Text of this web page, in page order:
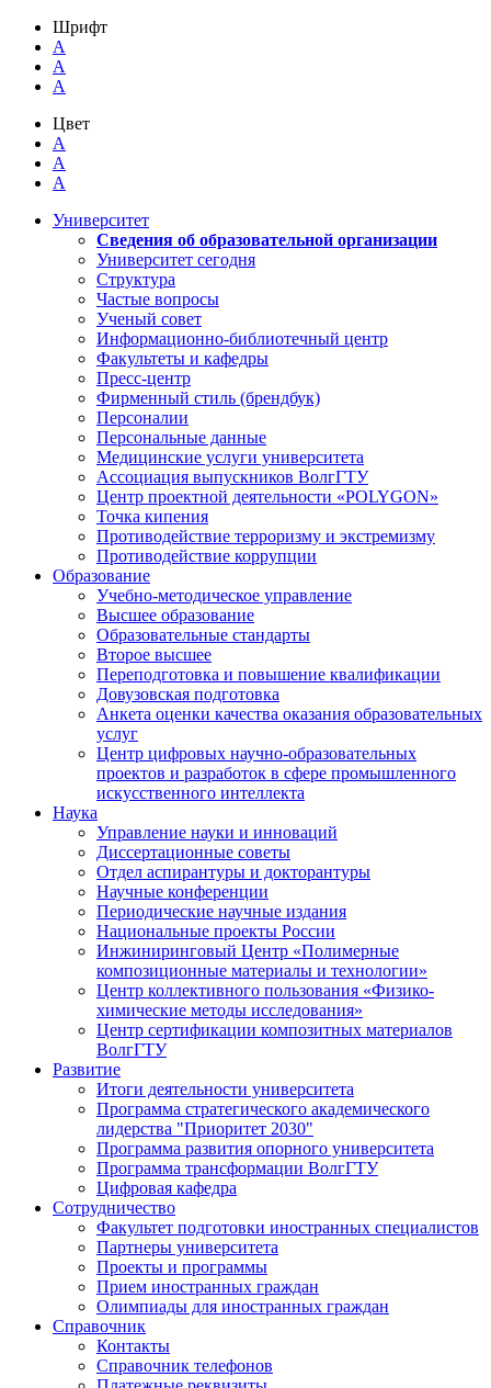
Шрифт
A
A
A
Цвет
A
A
A
Университет
Сведения об образовательной организации
Университет сегодня
Структура
Частые вопросы
Ученый совет
Информационно-библиотечный центр
Факультеты и кафедры
Пресс-центр
Фирменный стиль (брендбук)
Персоналии
Персональные данные
Медицинские услуги университета
Ассоциация выпускников ВолгГТУ
Центр проектной деятельности «POLYGON»
Точка кипения
Противодействие терроризму и экстремизму
Противодействие коррупции
Образование
Учебно-методическое управление
Высшее образование
Образовательные стандарты
Второе высшее
Переподготовка и повышение квалификации
Довузовская подготовка
Анкета оценки качества оказания образовательных
услуг
Центр цифровых научно-образовательных
проектов и разработок в сфере промышленного
искусственного интеллекта
Наука
Управление науки и инноваций
Диссертационные советы
Отдел аспирантуры и докторантуры
Научные конференции
Периодические научные издания
Национальные проекты России
Инжиниринговый Центр «Полимерные
композиционные материалы и технологии»
Центр коллективного пользования «Физико-
химические методы исследования»
Центр сертификации композитных материалов
ВолгГТУ
Развитие
Итоги деятельности университета
Программа стратегического академического
лидерства "Приоритет 2030"
Программа развития опорного университета
Программа трансформации ВолгГТУ
Цифровая кафедра
Сотрудничество
Факультет подготовки иностранных специалистов
Партнеры университета
Проекты и программы
Прием иностранных граждан
Олимпиады для иностранных граждан
Справочник
Контакты
Справочник телефонов